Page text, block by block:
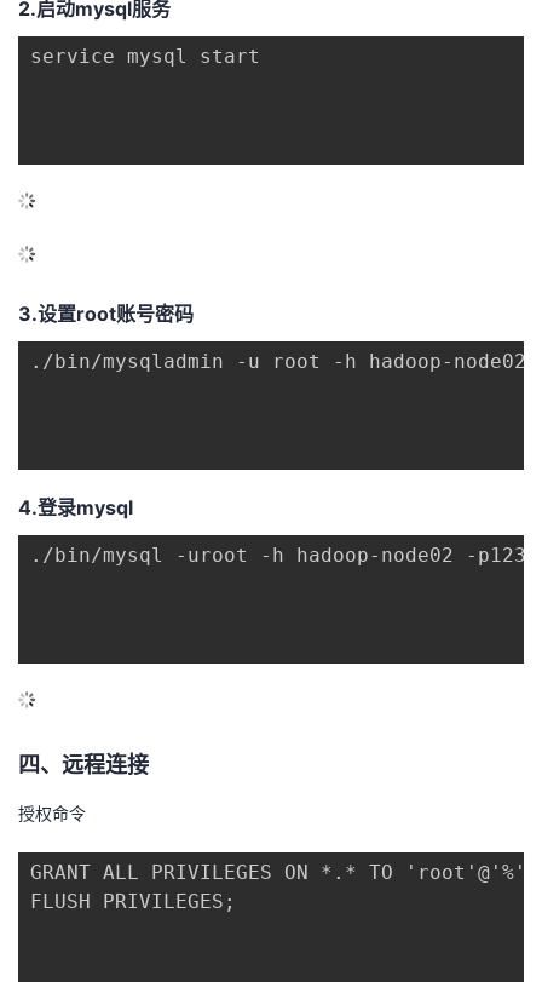
2.启动mysql服务
service mysql start
3.设置root账号密码
./bin/mysqladmin -u root -h hadoop-node02
4.登录mysql
./bin/mysql -uroot -h hadoop-node02 -
四、远程连接
授权命令
GRANT ALL PRIVILEGES ON *.* TO 'root'@'%'
FLUSH PRIVILEGES;